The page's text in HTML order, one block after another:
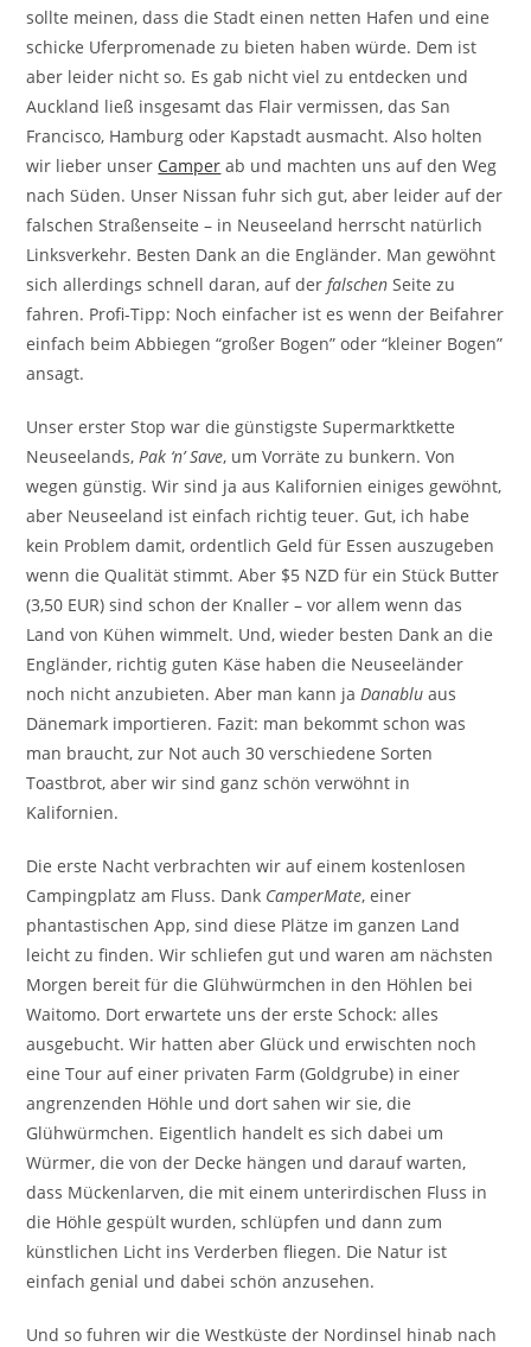
sollte meinen, dass die Stadt einen netten Hafen und eine
schicke Uferpromenade zu bieten haben würde. Dem ist
aber leider nicht so. Es gab nicht viel zu entdecken und
Auckland ließ insgesamt das Flair vermissen, das San
Francisco, Hamburg oder Kapstadt ausmacht. Also holten
wir lieber unser Camper ab und machten uns auf den Weg
nach Süden. Unser Nissan fuhr sich gut, aber leider auf der
falschen Straßenseite – in Neuseeland herrscht natürlich
Linksverkehr. Besten Dank an die Engländer. Man gewöhnt
sich allerdings schnell daran, auf derfalschen Seite zu
fahren. Profi-Tipp: Noch einfacher ist es wenn der Beifahrer
einfach beim Abbiegen “großer Bogen” oder “kleiner Bogen”
ansagt.
Unser erster Stop war die günstigste Supermarktkette
Neuseelands,Pak ‘n’ Save, um Vorräte zu bunkern. Von
wegen günstig. Wir sind ja aus Kalifornien einiges gewöhnt,
aber Neuseeland ist einfach richtig teuer. Gut, ich habe
kein Problem damit, ordentlich Geld für Essen auszugeben
wenn die Qualität stimmt. Aber $5 NZD für ein Stück Butter
(3,50 EUR) sind schon der Knaller – vor allem wenn das
Land von Kühen wimmelt. Und, wieder besten Dank an die
Engländer, richtig guten Käse haben die Neuseeländer
noch nicht anzubieten. Aber man kann jaDanablu aus
Dänemark importieren. Fazit: man bekommt schon was
man braucht, zur Not auch 30 verschiedene Sorten
Toastbrot, aber wir sind ganz schön verwöhnt in
Kalifornien.
Die erste Nacht verbrachten wir auf einem kostenlosen
Campingplatz am Fluss. Dank CamperMate, einer
phantastischen App, sind diese Plätze im ganzen Land
leicht zu finden. Wir schliefen gut und waren am nächsten
Morgen bereit für die Glühwürmchen in den Höhlen bei
Waitomo. Dort erwartete uns der erste Schock: alles
ausgebucht. Wir hatten aber Glück und erwischten noch
eine Tour auf einer privaten Farm (Goldgrube) in einer
angrenzenden Höhle und dort sahen wir sie, die
Glühwürmchen. Eigentlich handelt es sich dabei um
Würmer, die von der Decke hängen und darauf warten,
dass Mückenlarven, die mit einem unterirdischen Fluss in
die Höhle gespült wurden, schlüpfen und dann zum
künstlichen Licht ins Verderben fliegen. Die Natur ist
einfach genial und dabei schön anzusehen.
Und so fuhren wir die Westküste der Nordinsel hinab nach